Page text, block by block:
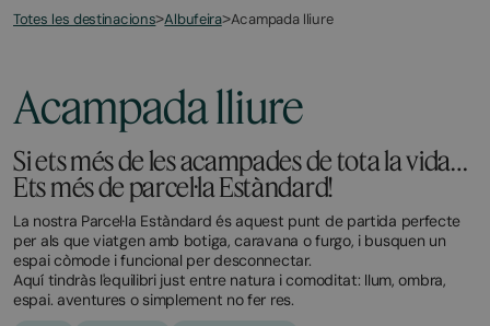
Totes les destinacions>Albufeira>Acampada lliure
Acampada lliure
Si ets més de les acampades de tota la vida…
Ets més de parcel·la Estàndard!
La nostra Parcel·la Estàndard és aquest punt de partida perfecte
per als que viatgen amb botiga, caravana o furgo, i busquen un
espai còmode i funcional per desconnectar.
Aquí tindràs l'equilibri just entre natura i comoditat: llum, ombra,
espai. aventures o simplement no fer res.